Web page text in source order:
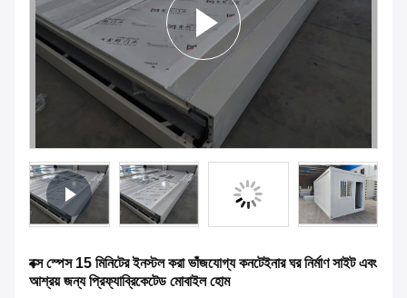
বক্স স্পেস 15 মিনিটের ইনস্টল করা ভাঁজযোগ্য কনটেইনার ঘর নির্মাণ সাইট এবং
আশ্রয় জন্য প্রিফ্যাব্রিকেটেড মোবাইল হোম